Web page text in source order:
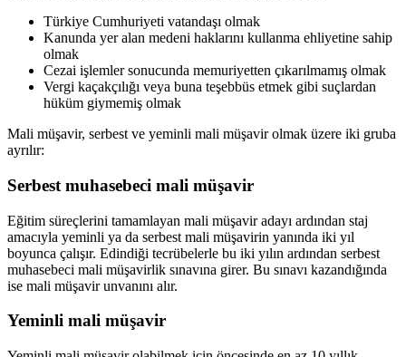
Türkiye Cumhuriyeti vatandaşı olmak
Kanunda yer alan medeni haklarını kullanma ehliyetine sahip
olmak
Cezai işlemler sonucunda memuriyetten çıkarılmamış olmak
Vergi kaçakçılığı veya buna teşebbüs etmek gibi suçlardan
hüküm giymemiş olmak
Mali müşavir, serbest ve yeminli mali müşavir olmak üzere iki gruba
ayrılır:
Serbest muhasebeci mali müşavir
Eğitim süreçlerini tamamlayan mali müşavir adayı ardından staj
amacıyla yeminli ya da serbest mali müşavirin yanında iki yıl
boyunca çalışır. Edindiği tecrübelerle bu iki yılın ardından serbest
muhasebeci mali müşavirlik sınavına girer. Bu sınavı kazandığında
ise mali müşavir unvanını alır.
Yeminli mali müşavir